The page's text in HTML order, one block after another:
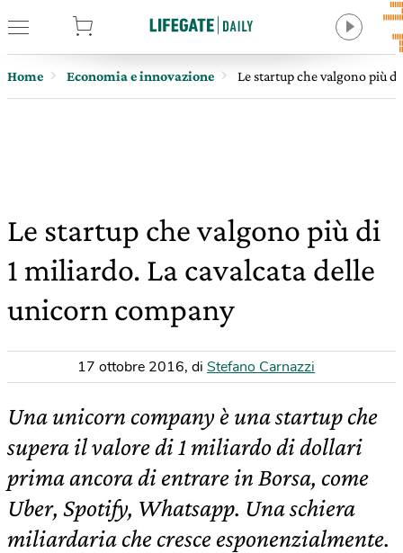
Home Economia e innovazione Le startup che valgono più
Le startup che valgono più di
1 miliardo. La cavalcata delle
unicorn company
17 ottobre 2016, di Stefano Carnazzi
Una unicorn company è una startup che
supera il valore di 1 miliardo di dollari
prima ancora di entrare in Borsa, come
Uber, Spotify, Whatsapp. Una schiera
miliardaria che cresce esponenzialmente.